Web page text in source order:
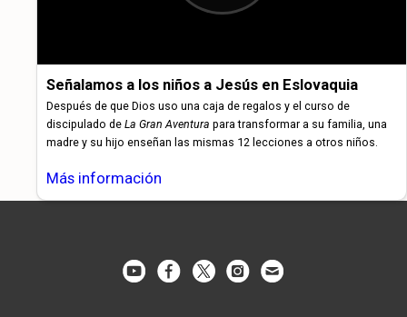
Señalamos a los niños a Jesús en Eslovaquia
Después de que Dios uso una caja de regalos y el curso de
discipulado deLa Gran Aventura para transformar a su familia, una
madre y su hijo enseñan las mismas 12 lecciones a otros niños.
Más información